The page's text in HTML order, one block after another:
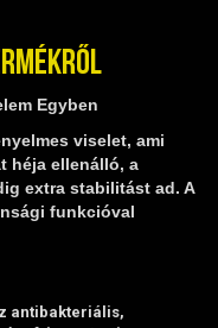
Egyben
viselet, ami
héja ellenálló, a
extra stabilitást ad. A
funkcióval
antibakteriális,